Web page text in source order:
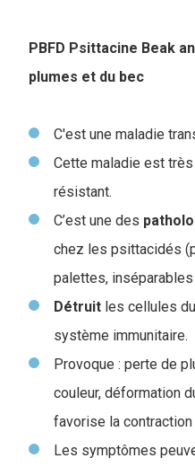
PBFD Psittacine Beak
plumes et du bec
C'est une maladie
Cette maladie est
résistant.
C’est une des
chez les psittacidés
palettes, inséparables
Détruit les cellules
système immunitaire.
Provoque : perte de
couleur, déformation
favorise la
Les symptômes